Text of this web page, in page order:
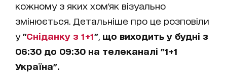
кожному з яких хом'як візуально
змінюється. Детальніше про це розповіли
у "Сніданку з 1+1" що виходить у будні з
06:30 до 09:30 на телеканалі "1+1
Україна".